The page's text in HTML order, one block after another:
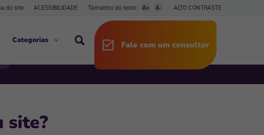
do site ACESSIBILIDADE Tamanho do texto: A+ A- ALTO CONTRASTE
Categorias Fale com um consultor
site?